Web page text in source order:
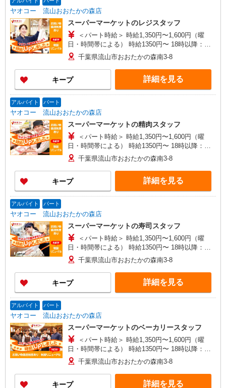
ヤオコー 流山おおたかの森店
スーパーマーケットのレジスタッフ
＜パート時給＞ 時給1,350円〜1,600円（曜
日・時間帯による） 時給1350円〜 18時以降：時
給1500円〜 ★土曜＋100円 ★日・祝＋100円 ※ア
ルバイトさんの時給や募集内容はお問い合わせく
ださい
千葉県流山市おおたかの森南3-8
キープ 詳細を見る
アルバイト パート
ヤオコー 流山おおたかの森店
スーパーマーケットの精肉スタッフ
＜パート時給＞ 時給1,350円〜1,600円（曜
日・時間帯による） 時給1350円〜 18時以降：時
給1500円〜 ★土曜＋100円 ★日・祝＋100円 ※ア
ルバイトさんの時給や募集内容はお問い合わせく
ださい
千葉県流山市おおたかの森南3-8
キープ 詳細を見る
アルバイト パート
ヤオコー 流山おおたかの森店
スーパーマーケットの寿司スタッフ
＜パート時給＞ 時給1,350円〜1,600円（曜
日・時間帯による） 時給1350円〜 18時以降：時
給1500円〜 ★土曜＋100円 ★日・祝＋100円 ※ア
ルバイトさんの時給や募集内容はお問い合わせく
ださい
千葉県流山市おおたかの森南3-8
キープ 詳細を見る
アルバイト パート
ヤオコー 流山おおたかの森店
スーパーマーケットのベーカリースタッフ
＜パート時給＞ 時給1,350円〜1,600円（曜
日・時間帯による） 時給1350円〜 18時以降：時
給1500円〜 ★土曜＋100円 ★日・祝＋100円 ※ア
ルバイトさんの時給や募集内容はお問い合わせく
ださい
千葉県流山市おおたかの森南3-8
キープ 詳細を見る